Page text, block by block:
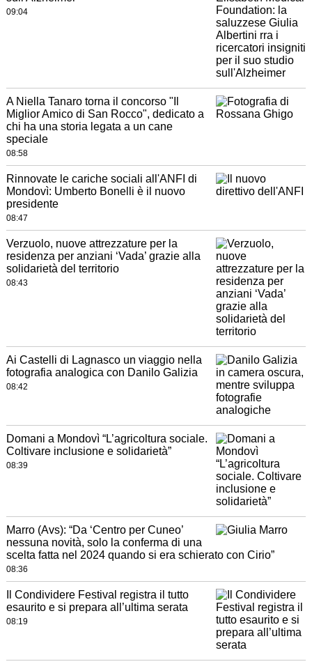
09:04
A Niella Tanaro torna il concorso "Il
Miglior Amico di San Rocco", dedicato a
chi ha una storia legata a un cane
speciale
08:58
Rinnovate le cariche sociali all'ANFI di
Mondovì: Umberto Bonelli è il nuovo
presidente
08:47
Verzuolo, nuove attrezzature per la
residenza per anziani ‘Vada’ grazie alla
solidarietà del territorio
08:43
Ai Castelli di Lagnasco un viaggio nella
fotografia analogica con Danilo Galizia
08:42
Domani a Mondovì “L’agricoltura sociale.
Coltivare inclusione e solidarietà”
08:39
Marro (Avs): “Da ‘Centro per Cuneo’
nessuna novità, solo la conferma di una
scelta fatta nel 2024 quando si era schierato con Cirio”
08:36
Il Condividere Festival registra il tutto
esaurito e si prepara all’ultima serata
08:19